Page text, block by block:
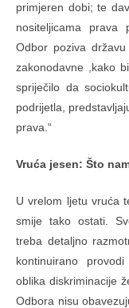
primjeren dobi; te
nositeljicama prava
Odbor poziva
zakonodavne ,kako
spriječilo da
podrijetla,
prava.“
Vruća jesen: Što
U vrelom ljetu vruća
smije tako ostati.
treba detaljno
kontinuirano
oblika diskriminacije
Odbora nisu